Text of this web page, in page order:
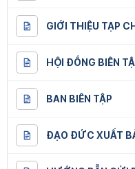
GIỚI THIỆU TẠP CHÍ
HỘI ĐỒNG BIÊN
BAN BIÊN TẬP
ĐẠO ĐỨC XUẤT